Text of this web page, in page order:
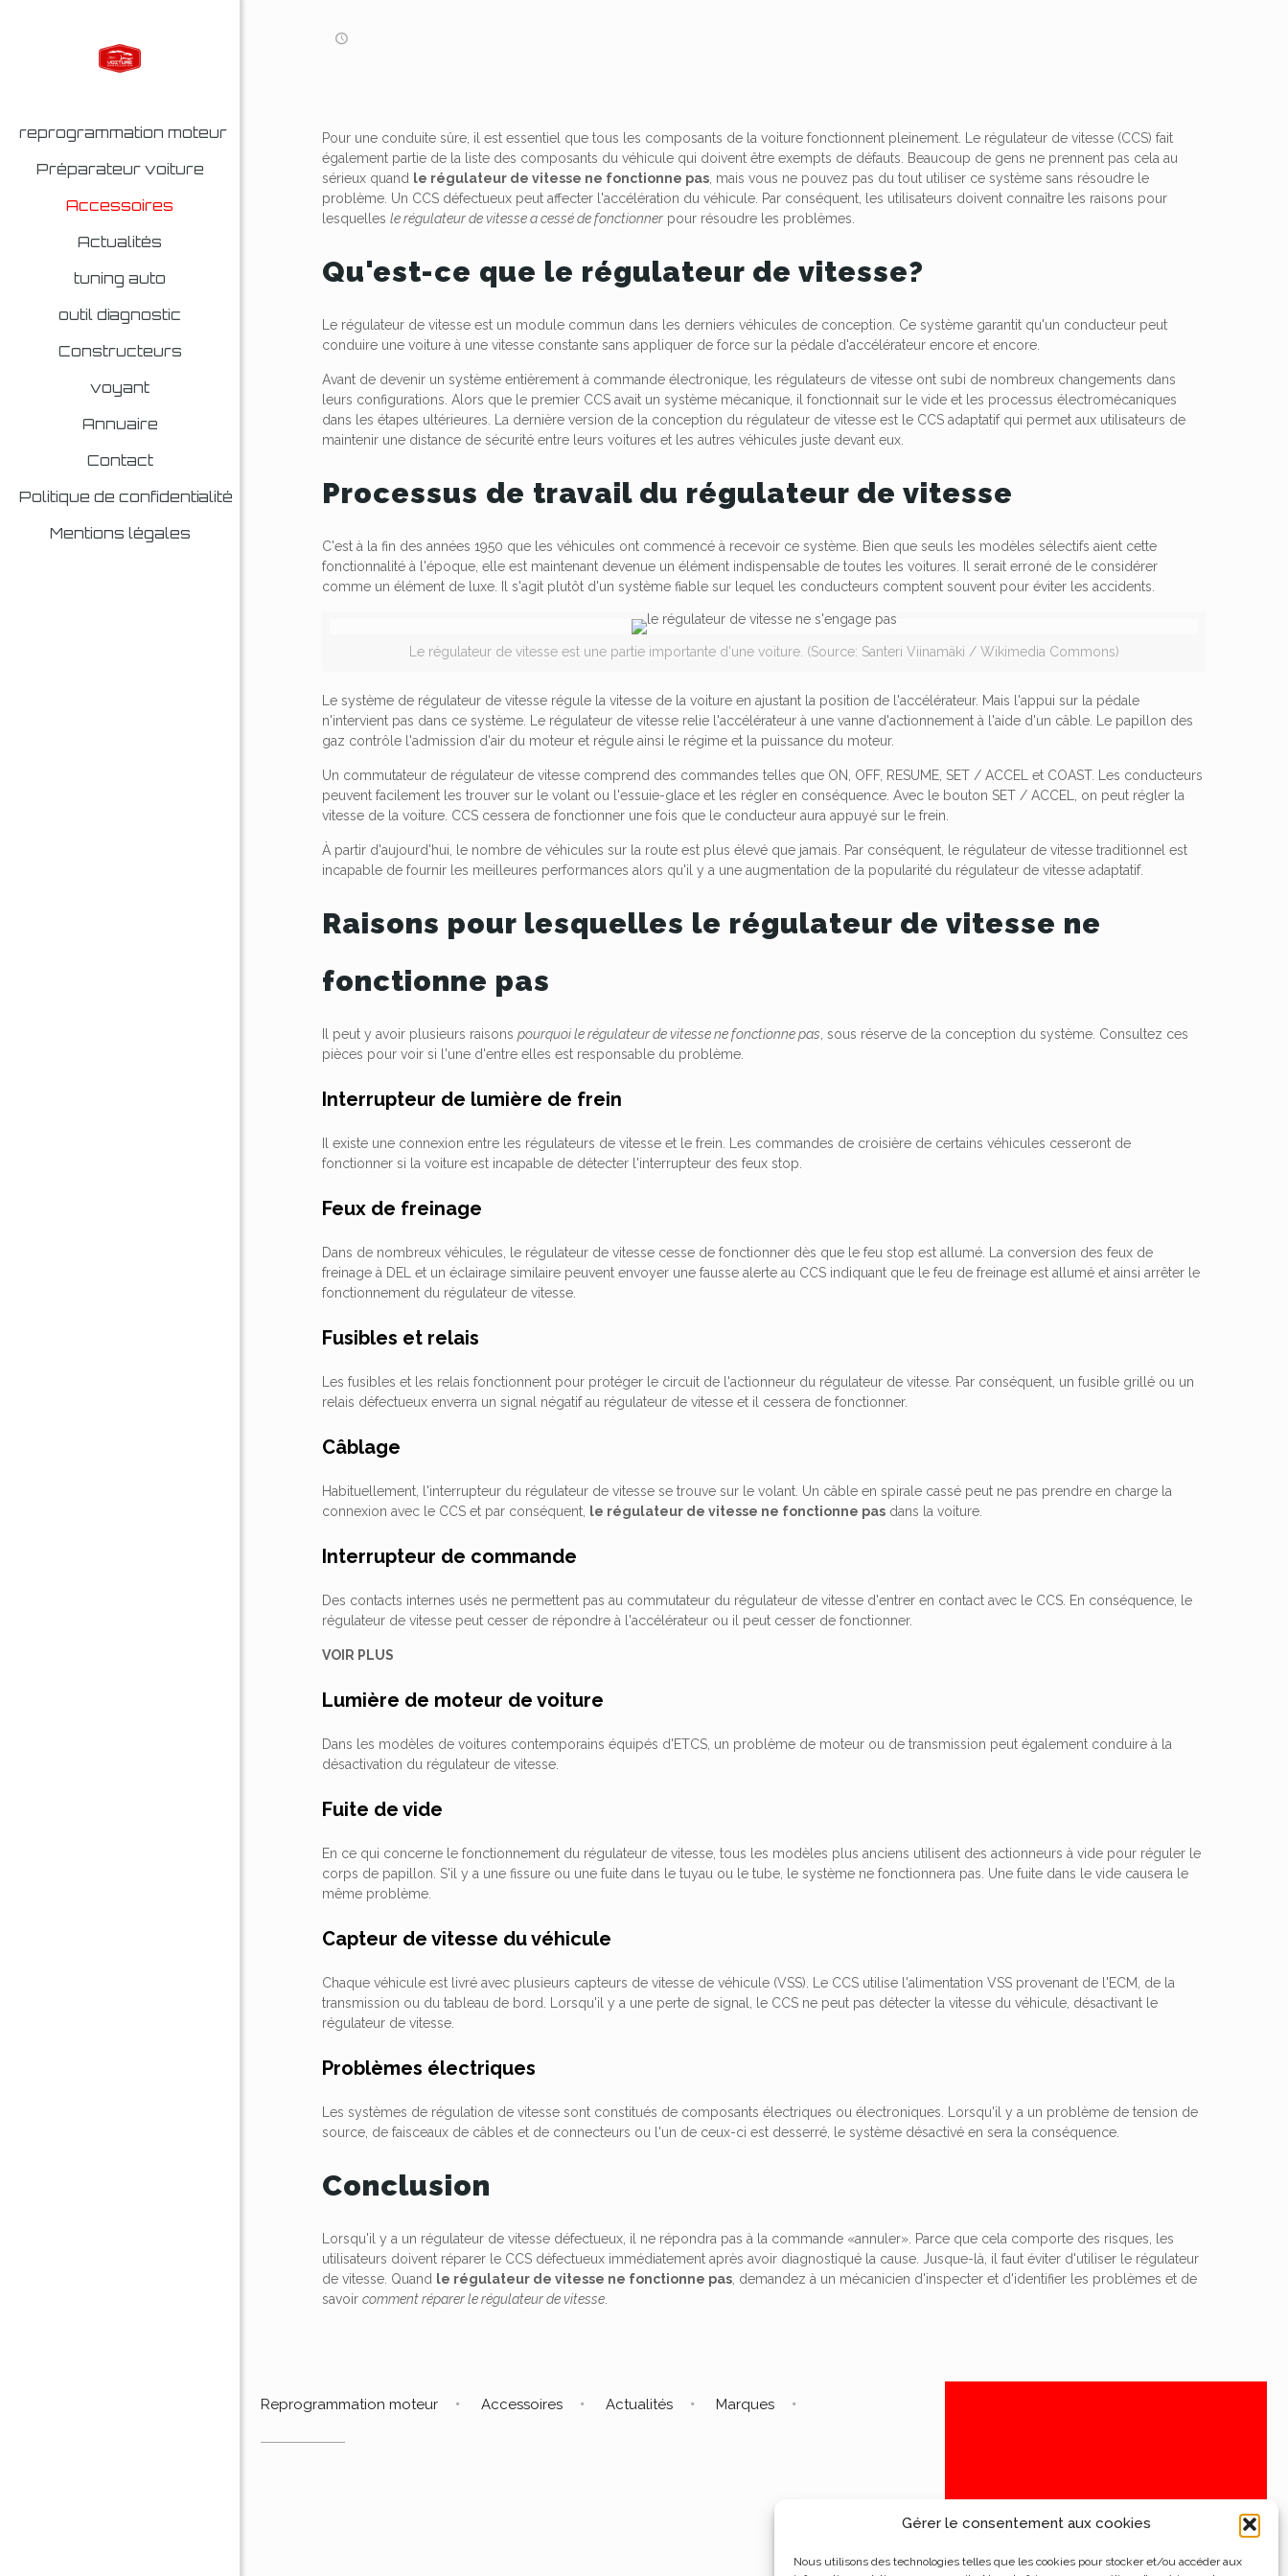
Gérer le consentement aux cookies
Nous utilisons des technologies telles que les cookies pour stocker et/ou accéder aux
reprogrammation moteur
Préparateur voiture
Accessoires
Actualités
tuning auto
outil diagnostic
Constructeurs
voyant
Annuaire
Contact
Politique de confidentialité
Mentions légales
Pour une conduite sûre, il est essentiel que tous les composants de la voiture fonctionnent pleinement. Le régulateur de vitesse (CCS) fait
également partie de la liste des composants du véhicule qui doivent être exempts de défauts. Beaucoup de gens ne prennent pas cela au
sérieux quand le régulateur de vitesse ne fonctionne pas , mais vous ne pouvez pas du tout utiliser ce système sans résoudre le
problème. Un CCS défectueux peut affecter l'accélération du véhicule. Par conséquent, les utilisateurs doivent connaître les raisons pour
lesquellesle régulateur de vitesse a cessé de fonctionner pour résoudre les problèmes.
Qu'est-ce que le régulateur de vitesse?
Le régulateur de vitesse est un module commun dans les derniers véhicules de conception. Ce système garantit qu'un conducteur peut
conduire une voiture à une vitesse constante sans appliquer de force sur la pédale d'accélérateur encore et encore.
Avant de devenir un système entièrement à commande électronique, les régulateurs de vitesse ont subi de nombreux changements dans
leurs configurations. Alors que le premier CCS avait un système mécanique, il fonctionnait sur le vide et les processus électromécaniques
dans les étapes ultérieures. La dernière version de la conception du régulateur de vitesse est le CCS adaptatif qui permet aux utilisateurs de
maintenir une distance de sécurité entre leurs voitures et les autres véhicules juste devant eux.
Processus de travail du régulateur de vitesse
C'est à la fin des années 1950 que les véhicules ont commencé à recevoir ce système. Bien que seuls les modèles sélectifs aient cette
fonctionnalité à l'époque, elle est maintenant devenue un élément indispensable de toutes les voitures. Il serait erroné de le considérer
comme un élément de luxe. Il s'agit plutôt d'un système fiable sur lequel les conducteurs comptent souvent pour éviter les accidents.
Le régulateur de vitesse est une partie importante d'une voiture. (Source: Santeri Viinamäki / Wikimedia Commons)
Le système de régulateur de vitesse régule la vitesse de la voiture en ajustant la position de l'accélérateur. Mais l'appui sur la pédale
n'intervient pas dans ce système. Le régulateur de vitesse relie l'accélérateur à une vanne d'actionnement à l'aide d'un câble. Le papillon des
gaz contrôle l'admission d'air du moteur et régule ainsi le régime et la puissance du moteur.
Un commutateur de régulateur de vitesse comprend des commandes telles que ON, OFF, RESUME, SET / ACCEL et COAST. Les conducteurs
peuvent facilement les trouver sur le volant ou l'essuie-glace et les régler en conséquence. Avec le bouton SET / ACCEL, on peut régler la
vitesse de la voiture. CCS cessera de fonctionner une fois que le conducteur aura appuyé sur le frein.
À partir d'aujourd'hui, le nombre de véhicules sur la route est plus élevé que jamais. Par conséquent, le régulateur de vitesse traditionnel est
incapable de fournir les meilleures performances alors qu'il y a une augmentation de la popularité du régulateur de vitesse adaptatif.
Raisons pour lesquelles le régulateur de vitesse ne
fonctionne pas
Il peut y avoir plusieurs raisonspourquoi le régulateur de vitesse ne fonctionne pas , sous réserve de la conception du système. Consultez ces
pièces pour voir si l'une d'entre elles est responsable du problème.
Interrupteur de lumière de frein
Il existe une connexion entre les régulateurs de vitesse et le frein. Les commandes de croisière de certains véhicules cesseront de
fonctionner si la voiture est incapable de détecter l'interrupteur des feux stop.
Feux de freinage
Dans de nombreux véhicules, le régulateur de vitesse cesse de fonctionner dès que le feu stop est allumé. La conversion des feux de
freinage à DEL et un éclairage similaire peuvent envoyer une fausse alerte au CCS indiquant que le feu de freinage est allumé et ainsi arrêter le
fonctionnement du régulateur de vitesse.
Fusibles et relais
Les fusibles et les relais fonctionnent pour protéger le circuit de l'actionneur du régulateur de vitesse. Par conséquent, un fusible grillé ou un
relais défectueux enverra un signal négatif au régulateur de vitesse et il cessera de fonctionner.
Câblage
Habituellement, l'interrupteur du régulateur de vitesse se trouve sur le volant. Un câble en spirale cassé peut ne pas prendre en charge la
connexion avec le CCS et par conséquent,
le régulateur de vitesse ne fonctionne pas dans la voiture.
Interrupteur de commande
Des contacts internes usés ne permettent pas au commutateur du régulateur de vitesse d'entrer en contact avec le CCS. En conséquence, le
régulateur de vitesse peut cesser de répondre à l'accélérateur ou il peut cesser de fonctionner.
VOIR PLUS
Lumière de moteur de voiture
Dans les modèles de voitures contemporains équipés d'ETCS, un problème de moteur ou de transmission peut également conduire à la
désactivation du régulateur de vitesse.
Fuite de vide
En ce qui concerne le fonctionnement du régulateur de vitesse, tous les modèles plus anciens utilisent des actionneurs à vide pour réguler le
corps de papillon. S'il y a une fissure ou une fuite dans le tuyau ou le tube, le système ne fonctionnera pas. Une fuite dans le vide causera le
même problème.
Capteur de vitesse du véhicule
Chaque véhicule est livré avec plusieurs capteurs de vitesse de véhicule (VSS). Le CCS utilise l'alimentation VSS provenant de l'ECM, de la
transmission ou du tableau de bord. Lorsqu'il y a une perte de signal, le CCS ne peut pas détecter la vitesse du véhicule, désactivant le
régulateur de vitesse.
Problèmes électriques
Les systèmes de régulation de vitesse sont constitués de composants électriques ou électroniques. Lorsqu'il y a un problème de tension de
source, de faisceaux de câbles et de connecteurs ou l'un de ceux-ci est desserré, le système désactivé en sera la conséquence.
Conclusion
Lorsqu'il y a un régulateur de vitesse défectueux, il ne répondra pas à la commande «annuler». Parce que cela comporte des risques, les
utilisateurs doivent réparer le CCS défectueux immédiatement après avoir diagnostiqué la cause. Jusque-là, il faut éviter d'utiliser le régulateur
de vitesse. Quand le régulateur de vitesse ne fonctionne pas , demandez à un mécanicien d'inspecter et d'identifier les problèmes et de
savoircomment réparer le régulateur de vitesse
Reprogrammation moteur Accessoires Actualités Marques